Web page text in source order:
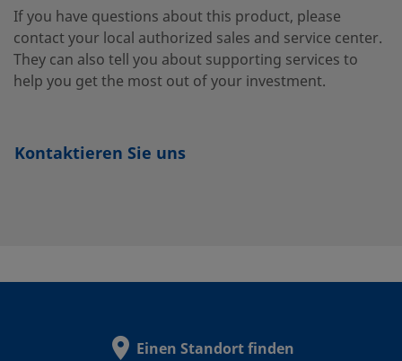
SS-
6FK0-
7-4
Edelstahl 316 3/8 Zoll
Swagelok®-
für mittlere Drücke
If you have questions about this product, please
contact your local authorized sales and service center.
They can also tell you about supporting services to
help you get the most out of your investment.
Kontaktieren Sie uns
Einen Standort finden